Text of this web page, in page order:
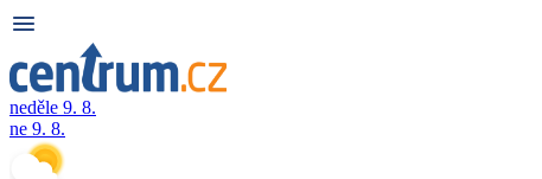
neděle 9. 8.
ne 9. 8.